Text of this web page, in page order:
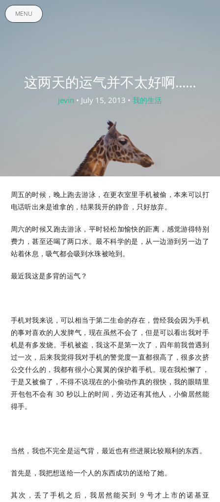
MENU
这两天的运气并不太好啊......
jevin • July 15, 2013 • 我的生活
周五的时候，晚上跑去游泳，在更衣室里手机被偷，本来可以打
电话听出来是谁拿的，结果我开的静音，只好放弃。
周六的时候又跑去游泳，平时轻松加愉快的距离，感觉游得特别
费力，甚至还喝了两口水。最不科学的是，从一边游到另一边了
站着休息，吸气都会吸到水珠被呛到。
最近我这是多背的运气？
手机对我来说，可以相当于第二生命的存在，曾经我会因为手机
的事对喜欢的人发脾气，现在虽然不会了，但是可以看出我对手
机是有多发烧。手机被盗，我这不是第一次了，四年前我曾遇到
过一次，后来我觉得我对手机的警觉度一直都很高了，很多次挤
公交什么的，我都有很小心翼翼的保护着手机。现在我松懈了，
于是又被偷了，不得不说现在的小偷动作真的很快，我的眼睛里
开包包不会有 30 秒以上的时间，旁边还有其他人，小偷居然能
得手。
当然，我也不完全是运气背，最近也有些进展比较顺利的东西。
首先是，我把想送给一个人的东西成功的送给了她。
其次，丢了手机之后，我居然能买到 9 号才上市的诺基亚